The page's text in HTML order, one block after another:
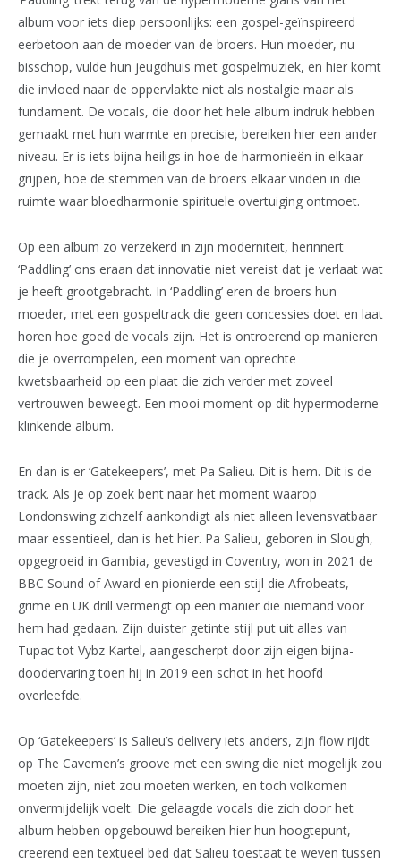
album voor iets diep persoonlijks: een gospel-geïnspireerd
eerbetoon aan de moeder van de broers. Hun moeder, nu
bisschop, vulde hun jeugdhuis met gospelmuziek, en hier komt
die invloed naar de oppervlakte niet als nostalgie maar als
fundament. De vocals, die door het hele album indruk hebben
gemaakt met hun warmte en precisie, bereiken hier een ander
niveau. Er is iets bijna heiligs in hoe de harmonieën in elkaar
grijpen, hoe de stemmen van de broers elkaar vinden in die
ruimte waar bloedharmonie spirituele overtuiging ontmoet.
Op een album zo verzekerd in zijn moderniteit, herinnert
‘Paddling’ ons eraan dat innovatie niet vereist dat je verlaat wat
je heeft grootgebracht. In ‘Paddling’ eren de broers hun
moeder, met een gospeltrack die geen concessies doet en laat
horen hoe goed de vocals zijn. Het is ontroerend op manieren
die je overrompelen, een moment van oprechte
kwetsbaarheid op een plaat die zich verder met zoveel
vertrouwen beweegt. Een mooi moment op dit hypermoderne
klinkende album.
En dan is er ‘Gatekeepers’, met Pa Salieu. Dit is hem. Dit is de
track. Als je op zoek bent naar het moment waarop
Londonswing zichzelf aankondigt als niet alleen levensvatbaar
maar essentieel, dan is het hier. Pa Salieu, geboren in Slough,
opgegroeid in Gambia, gevestigd in Coventry, won in 2021 de
BBC Sound of Award en pionierde een stijl die Afrobeats,
grime en UK drill vermengt op een manier die niemand voor
hem had gedaan. Zijn duister getinte stijl put uit alles van
Tupac tot Vybz Kartel, aangescherpt door zijn eigen bijna-
doodervaring toen hij in 2019 een schot in het hoofd
overleefde.
Op ‘Gatekeepers’ is Salieu’s delivery iets anders, zijn flow rijdt
op The Cavemen’s groove met een swing die niet mogelijk zou
moeten zijn, niet zou moeten werken, en toch volkomen
onvermijdelijk voelt. Die gelaagde vocals die zich door het
album hebben opgebouwd bereiken hier hun hoogtepunt,
creërend een textueel bed dat Salieu toestaat te weven tussen